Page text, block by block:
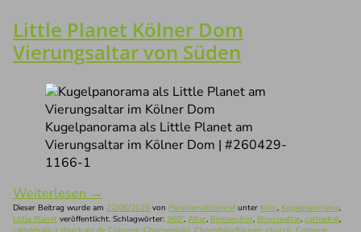
Little Planet Kölner Dom
Vierungsaltar von Süden
Kugelpanorama als Little Planet am
Vierungsaltar im Kölner Dom | #260429-
1166-1
Weiterlesen →
Dieser Beitrag wurde am 22/06/2026 von Panoramafotografunter Köln, Kugelpanorama,
Little Planet veröffentlicht. Schlagwörter: 360°, Altar, Binnenchor, Bronzealtar, cathedral,